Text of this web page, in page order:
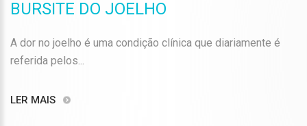
BURSITE DO JOELHO
A dor no joelho é uma condição clínica que diariamente é
referida pelos...
LER MAIS